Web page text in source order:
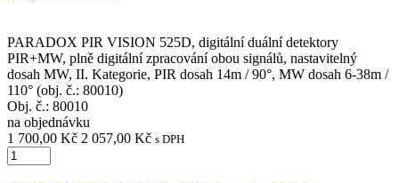
PARADOX PIR VISION 525D, digitální duální detektory
PIR+MW, plně digitální zpracování obou signálů, nastavitelný
dosah MW, II. Kategorie, PIR dosah 14m / 90°, MW dosah 6-38m /
110° (obj. č.: 80010)
Obj. č.: 80010
na objednávku
1 700,00 Kč 2 057,00 Kč s DPH